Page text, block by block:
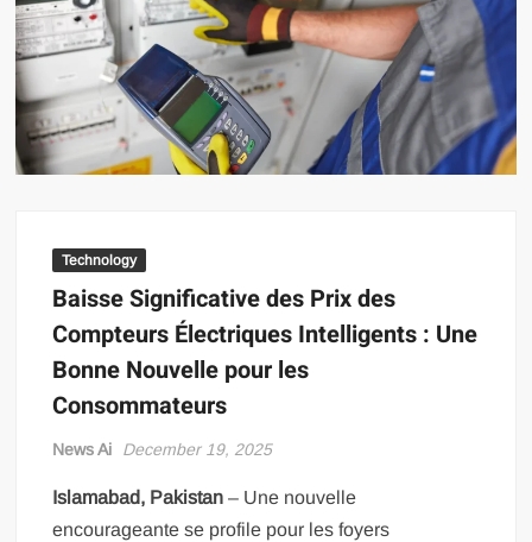
US Renews Strikes on Iran as Tankers Come Under Attack in Strait
of Hormuz
PML-N MPA Saqib Chaddar’s Interim Bail Extended in Momina
Iqbal Harassment Case
Hania Aamir and Sajal Ali Shine in All-Black as Global Beauty
Technology
Baisse Significative des Prix des
Compteurs Électriques Intelligents : Une
Bonne Nouvelle pour les
Consommateurs
News Ai December 19, 2025
Islamabad, Pakistan – Une nouvelle
encourageante se profile pour les foyers